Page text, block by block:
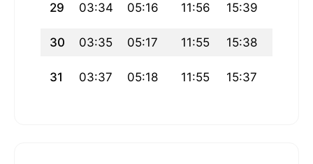
29 03:34 05:16 11:56 15:39
30 03:35 05:17 11:55 15:38
31 03:37 05:18 11:55 15:37